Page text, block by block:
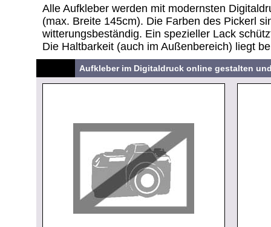
Alle Aufkleber werden mit modernsten
(max. Breite 145cm). Die Farben des Pickerl
witterungsbeständig. Ein spezieller Lack
Die Haltbarkeit (auch im Außenbereich) liegt
Aufkleber im Digitaldruck online gestalten